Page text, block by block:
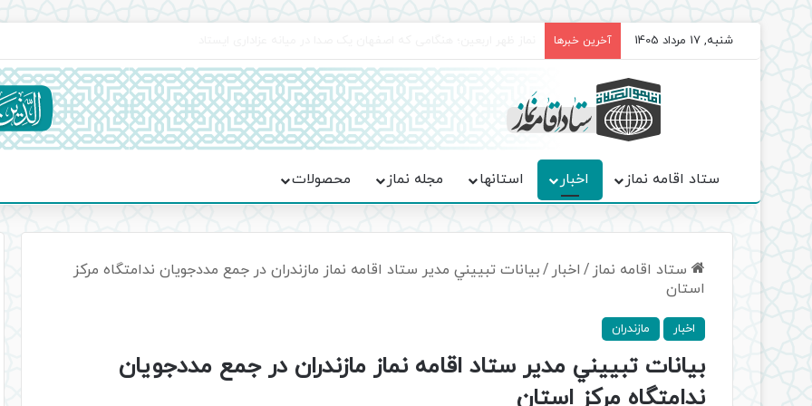
شنبه, 17 مرداد 1405 آخرین خبرها
ستاد اقامه نماز اخبار استانها مجله نماز محصولات
ستاد اقامه نماز / اخبار /بيانات تبييني مدير ستاد اقامه نماز مازندران در جمع مددجويان ندامتگاه مركز
استان
اخبار مازندران
بيانات تبييني مدير ستاد اقامه نماز مازندران در جمع مددجويان
ندامتگاه مركز استان